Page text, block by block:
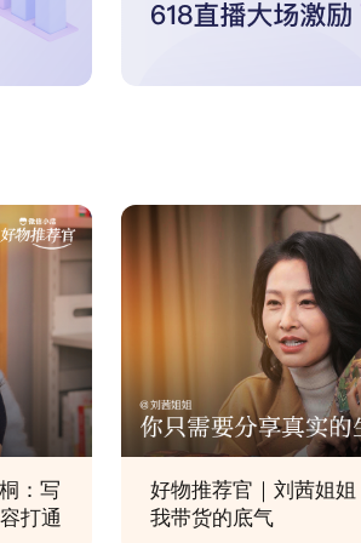
：写
打通
好物推荐官｜刘茜姐姐
我带货的底气